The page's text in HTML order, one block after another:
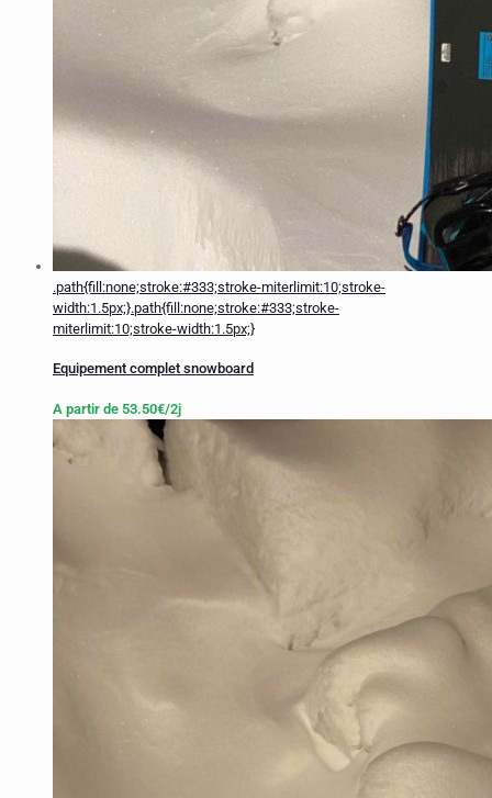
.path{fill:none;stroke:#333;stroke-miterlimit:10;stroke-
width:1.5px;}.path{fill:none;stroke:#333;stroke-
miterlimit:10;stroke-width:1.5px;}
Equipement complet snowboard
A partir de 53.50€/2j